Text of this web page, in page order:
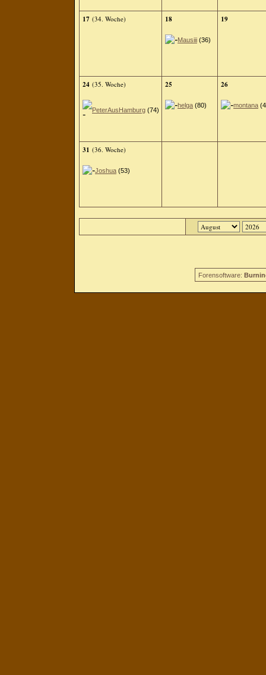
17 (34. Woche) 18
Mausiii (36)
19
24 (35. Woche)
PeterAusHamburg (74)
25
helga (80)
26
montana
31 (36. Woche)
Joshua (53)
Forensoftware: